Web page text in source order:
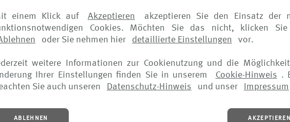
einem Klick auf Akzeptieren
akzeptieren Sie den Einsatz der
Cookies. Möchten Sie das nicht, klicken
oder Sie nehmen hier detaillierte Einstellungen vor.
weitere Informationen zur Cookienutzung und die
Ihrer Einstellungen finden Sie in unserem
Cookie-Hinweis .
Sie auch unseren
Datenschutz-Hinweis und unser Impressum
ABLEHNEN AKZEPTIEREN
bei Bestellungen und evtl. verlangten Rückerstattungen helfen zu
und den Alltagsbetrieb zu verwalten und verbessern
um unsere Produkte, Webseiten, mobilen Apps, Kundentreue- bzw.
und zu verbessern.
genutzt werden, um Ihre personenbezogenen Daten zu
zu erkennen und zu verhindern. Dies hilft uns sicherzustellen,